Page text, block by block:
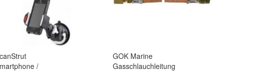
/
GOK Marine
Gasschlauchleitung